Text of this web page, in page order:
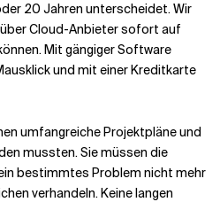
20 Jahren unterscheidet. Wir
über Cloud-Anbieter sofort auf
Mit gängiger Software
und mit einer Kreditkarte
umfangreiche Projektpläne und
mussten. Sie müssen die
bestimmtes Problem nicht mehr
verhandeln. Keine langen